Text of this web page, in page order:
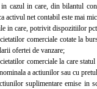
cazul in care, din bilantul
activul net contabil este mai
in care, potrivit dispozitiilor
comerciale cotate la
ofertei de vanzare;
comerciale la care
a actiunilor sau cu
suplimentare emise in